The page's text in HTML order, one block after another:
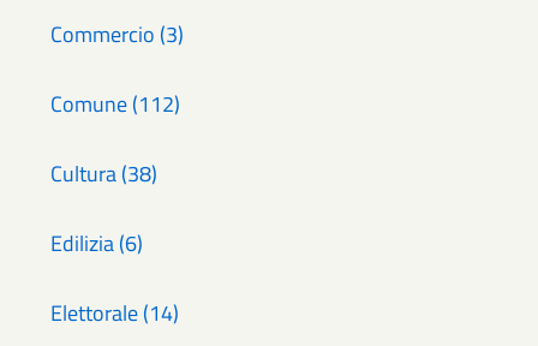
Commercio (3)
Comune (112)
Cultura (38)
Edilizia (6)
Elettorale (14)